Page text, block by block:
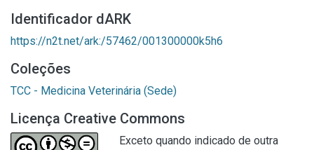
Identificador dARK
https://n2t.net/ark:/57462/001300000k5h6
Coleções
TCC - Medicina Veterinária (Sede)
Licença Creative Commons
Exceto quando indicado de outra